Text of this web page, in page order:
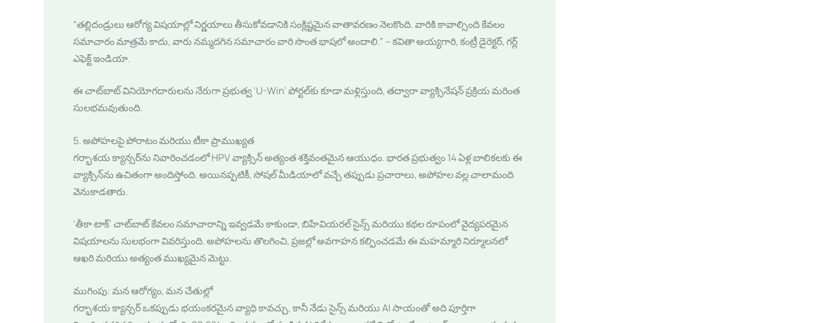
“తల్లిదండ్రులు ఆరోగ్య విషయాల్లో నిర్ణయాలు తీసుకోవడానికి సంక్లిష్టమైన వాతావరణం నెలకొంది. వారికి కావాల్సింది కేవలం
సమాచారం మాత్రమే కాదు, వారు నమ్మదగిన సమాచారం వారి సొంత భాషలో అందాలి.” – కవితా అయ్యగారి, కంట్రీ డైరెక్టర్, గర్ల్
ఎఫెక్ట్ ఇండియా.
ఈ చాట్‌బాట్ వినియోగదారులను నేరుగా ప్రభుత్వ ‘U-Win’ పోర్టల్‌కు కూడా మళ్లిస్తుంది, తద్వారా వ్యాక్సినేషన్ ప్రక్రియ మరింత
సులభమవుతుంది.
5. అపోహలపై పోరాటం మరియు టీకా ప్రాముఖ్యత
గర్భాశయ క్యాన్సర్‌ను నివారించడంలో HPV వ్యాక్సిన్ అత్యంత శక్తివంతమైన ఆయుధం. భారత ప్రభుత్వం 14 ఏళ్ల బాలికలకు ఈ
వ్యాక్సిన్‌ను ఉచితంగా అందిస్తోంది. అయినప్పటికీ, సోషల్ మీడియాలో వచ్చే తప్పుడు ప్రచారాలు, అపోహల వల్ల చాలామంది
వెనుకాడతారు.
‘తీకా టాక్’ చాట్‌బాట్ కేవలం సమాచారాన్ని ఇవ్వడమే కాకుండా, బిహేవియరల్ సైన్స్ మరియు కథల రూపంలో వైద్యపరమైన
విషయాలను సులభంగా వివరిస్తుంది. అపోహలను తొలగించి, ప్రజల్లో అవగాహన కల్పించడమే ఈ మహమ్మారి నిర్మూలనలో
ఆఖరి మరియు అత్యంత ముఖ్యమైన మెట్టు.
ముగింపు: మన ఆరోగ్యం, మన చేతుల్లో
గర్భాశయ క్యాన్సర్ ఒకప్పుడు భయంకరమైన వ్యాధి కావచ్చు, కానీ నేడు సైన్స్ మరియు AI సాయంతో అది పూర్తిగా